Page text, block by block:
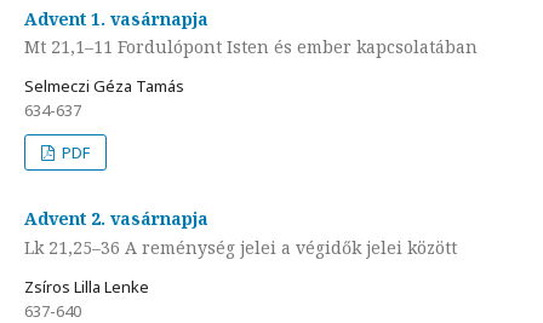
Advent 1. vasárnapja
Mt 21,1–11 Fordulópont Isten és ember kapcsolatában
Selmeczi Géza Tamás
634-637
PDF
Advent 2. vasárnapja
Lk 21,25–36 A reménység jelei a végidők jelei között
Zsíros Lilla Lenke
637-640